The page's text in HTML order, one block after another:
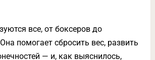
все, от боксеров до
помогает сбросить вес, развить
— и, как выяснилось,